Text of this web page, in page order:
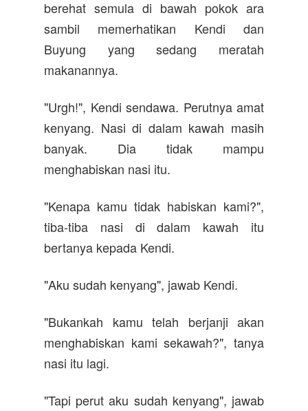
berehat semula di bawah pokok ara
sambil memerhatikan Kendi dan
Buyung yang sedang meratah
makanannya.
"Urgh!", Kendi sendawa. Perutnya amat
kenyang. Nasi di dalam kawah masih
banyak. Dia tidak mampu
menghabiskan nasi itu.
"Kenapa kamu tidak habiskan kami?",
tiba-tiba nasi di dalam kawah itu
bertanya kepada Kendi.
"Aku sudah kenyang", jawab Kendi.
"Bukankah kamu telah berjanji akan
menghabiskan kami sekawah?", tanya
nasi itu lagi.
"Tapi perut aku sudah kenyang", jawab